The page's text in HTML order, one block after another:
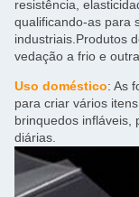
resistência,
qualificando-as para
industriais.Produtos
vedação a frio e
Uso doméstico: As
para criar vários
brinquedos infláveis,
diárias.